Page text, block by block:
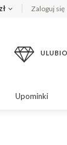
zł Zaloguj się
Upominki